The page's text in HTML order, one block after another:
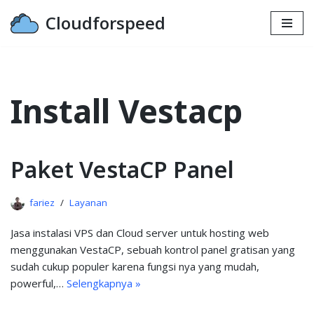
Lompat
Cloudforspeed
Install Vestacp
Paket VestaCP Panel
fariez Layanan
Jasa instalasi VPS dan Cloud server untuk hosting web
menggunakan VestaCP, sebuah kontrol panel gratisan yang
sudah cukup populer karena fungsi nya yang mudah,
powerful,… Selengkapnya »